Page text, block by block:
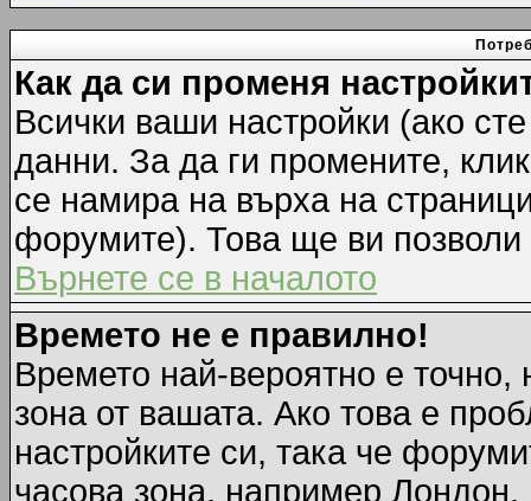
Как да си променя
Всички ваши настройки (ако
данни. За да ги промените,
се намира на върха на
форумите). Това ще ви позволи
Върнете се в началото
Времето не е правилно!
Времето най-вероятно е точно,
зона от вашата. Ако това е
настройките си, така че
часова зона, например